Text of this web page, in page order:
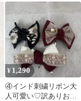
とめ割お得！
¥ 1,290
④インド刺繍リボン大
人可愛い♡訳ありお得3